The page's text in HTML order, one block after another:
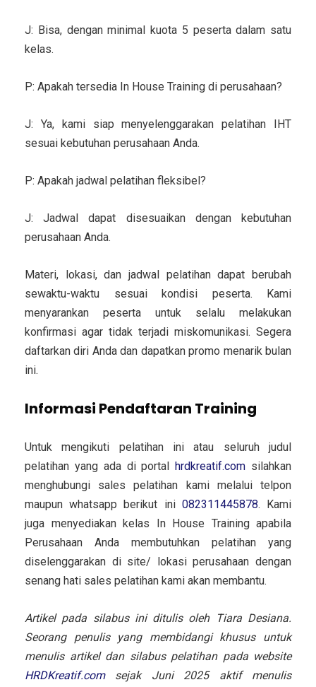
J: Bisa, dengan minimal kuota 5 peserta dalam satu
kelas.
P: Apakah tersedia In House Training di perusahaan?
J: Ya, kami siap menyelenggarakan pelatihan IHT
sesuai kebutuhan perusahaan Anda.
P: Apakah jadwal pelatihan fleksibel?
J: Jadwal dapat disesuaikan dengan kebutuhan
perusahaan Anda.
Materi, lokasi, dan jadwal pelatihan dapat berubah
sewaktu-waktu sesuai kondisi peserta. Kami
menyarankan peserta untuk selalu melakukan
konfirmasi agar tidak terjadi miskomunikasi. Segera
daftarkan diri Anda dan dapatkan promo menarik bulan
ini.
Informasi Pendaftaran Training
Untuk mengikuti pelatihan ini atau seluruh judul
pelatihan yang ada di portal hrdkreatif.com silahkan
menghubungi sales pelatihan kami melalui telpon
maupun whatsapp berikut ini 082311445878. Kami
juga menyediakan kelas In House Training apabila
Perusahaan Anda membutuhkan pelatihan yang
diselenggarakan di site/ lokasi perusahaan dengan
senang hati sales pelatihan kami akan membantu.
Artikel pada silabus ini ditulis oleh Tiara Desiana.
Seorang penulis yang membidangi khusus untuk
menulis artikel dan silabus pelatihan pada website
HRDKreatif.comsejak Juni 2025 aktif menulis